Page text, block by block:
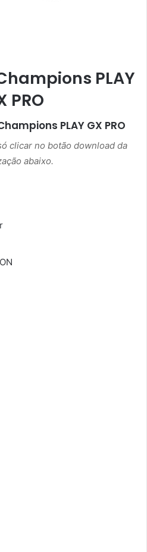
PLAY
PRO
PLAY GX PRO
clicar no botão download da
abaixo.